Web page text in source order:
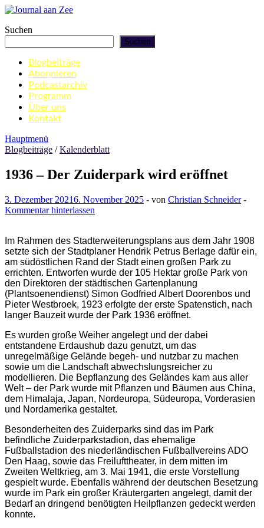
Zum
springen
Journal aan Zee
Suchen
Suchen
Blogbeiträge
Abonnieren
Podcastarchiv
Programm
Über uns
Kontakt
Hauptmenü
Blogbeiträge /Kalenderblatt
1936 – Der Zuiderpark wird eröffnet
3. Dezember 20216. November 2025 - von Christian Schneider-
Kommentar hinterlassen
Im Rahmen des Stadterweiterungsplans aus dem Jahr 1908
setzte sich der Stadtplaner Hendrik Petrus Berlage dafür ein,
am südöstlichen Rand der Stadt einen großen Park zu
errichten. Entworfen wurde der 105 Hektar große Park von
den Direktoren der städtischen Gartenplanung
(Plantsoenendienst) Simon Godfried Albert Doorenbos und
Pieter Westbroek, 1923 erfolgte der erste Spatenstich, nach
langer Bauzeit wurde der Park 1936 eröffnet.
Es wurden große Weiher angelegt und der dabei
entstandene Erdaushub dazu genutzt, um das
unregelmäßige Gelände begeh- und nutzbar zu machen
sowie um die Landschaft abwechslungsreicher zu
modellieren. Die Bepflanzung des Geländes kam aus aller
Welt – der Park wurde mit Pflanzen und Bäumen aus China,
dem Himalaja, Japan, Nordeuropa, Südeuropa, Vorderasien
und Nordamerika gestaltet.
Besonderheiten des Zuiderparks sind das im Park
befindliche Zuiderparkstadion, das ehemalige
Fußballstadion des niederländischen Fußballvereins ADO
Den Haag, sowie das Freilufttheater, in dem mitten im
Zweiten Weltkrieg, am 3. Mai 1941, die erste Vorstellung
gespielt wurde. Ebenfalls während der deutschen Besetzung
wurde im Park ein großer Kräutergarten angelegt, damit der
Bedarf an dringend benötigten Heilpflanzen gedeckt werden
konnte.